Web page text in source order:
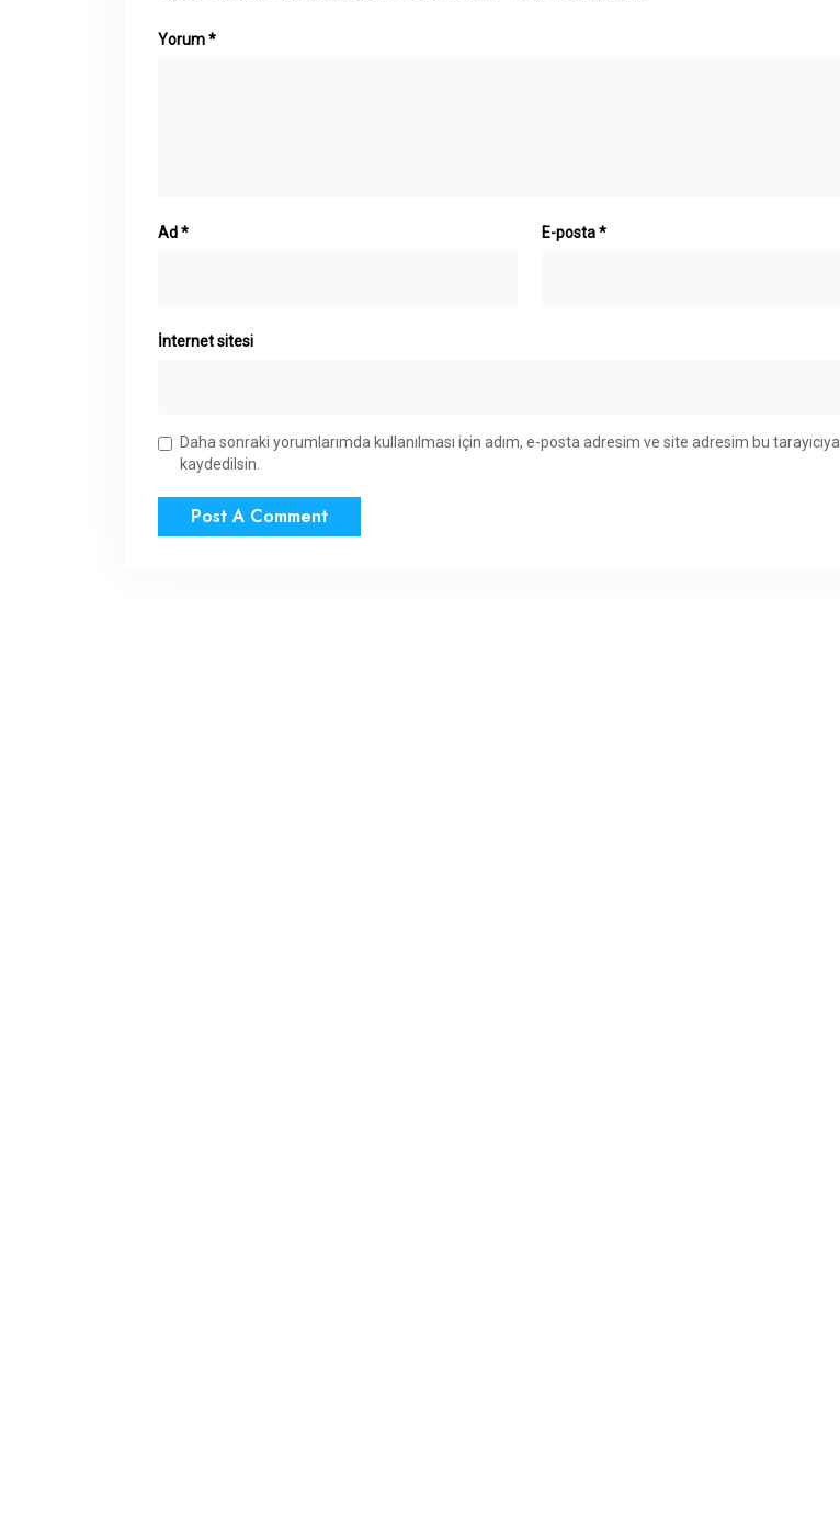
Yorum*
Ad* E-posta*
İnternet sitesi
Daha sonraki yorumlarımda kullanılması için adım, e-posta adresim ve site adresim bu tarayıcıya
kaydedilsin.